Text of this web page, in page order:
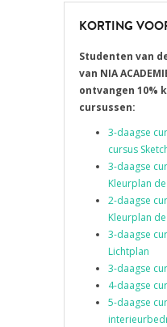
KORTING
Studenten van
van NIA
ontvangen 10%
cursussen:
3-daagse
cursus
3-daagse
Kleurplan
2-daagse
Kleurplan
3-daagse
Lichtplan
3-daagse
4-daagse
5-daagse